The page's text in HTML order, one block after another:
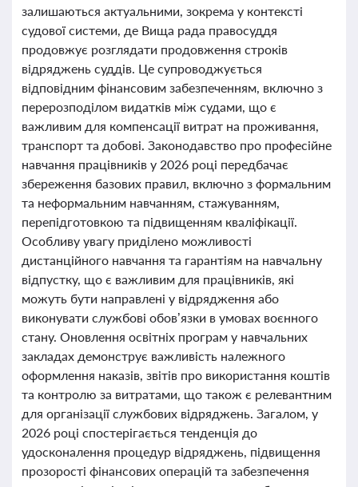
залишаються актуальними, зокрема у контексті
судової системи, де Вища рада правосуддя
продовжує розглядати продовження строків
відряджень суддів. Це супроводжується
відповідним фінансовим забезпеченням, включно з
перерозподілом видатків між судами, що є
важливим для компенсації витрат на проживання,
транспорт та добові. Законодавство про професійне
навчання працівників у 2026 році передбачає
збереження базових правил, включно з формальним
та неформальним навчанням, стажуванням,
перепідготовкою та підвищенням кваліфікації.
Особливу увагу приділено можливості
дистанційного навчання та гарантіям на навчальну
відпустку, що є важливим для працівників, які
можуть бути направлені у відрядження або
виконувати службові обов’язки в умовах воєнного
стану. Оновлення освітніх програм у навчальних
закладах демонструє важливість належного
оформлення наказів, звітів про використання коштів
та контролю за витратами, що також є релевантним
для організації службових відряджень. Загалом, у
2026 році спостерігається тенденція до
удосконалення процедур відряджень, підвищення
прозорості фінансових операцій та забезпечення